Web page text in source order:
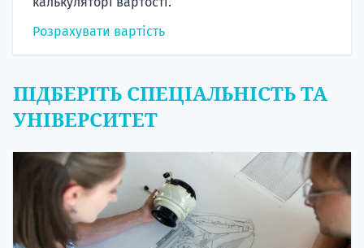
Розрахувати вартість
ПІДБЕРІТЬ СПЕЦІАЛЬНІСТЬ ТА
УНІВЕРСИТЕТ